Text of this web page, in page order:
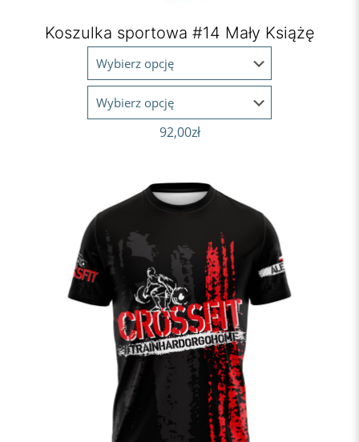
Koszulka sportowa #14 Mały Książę
92,00zł